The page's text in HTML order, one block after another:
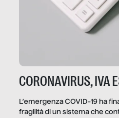
CORONAVIRUS, IVA
L’emergenza COVID-19 ha
fragilità di un sistema che